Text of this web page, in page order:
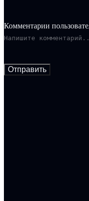
Комментарии
Отправить